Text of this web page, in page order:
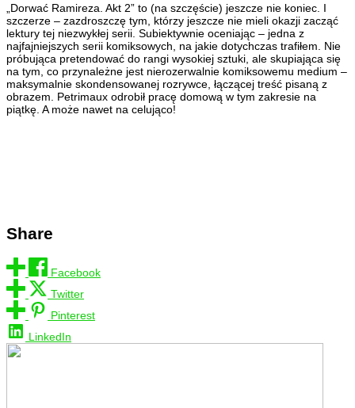
„Dorwać Ramireza. Akt 2” to (na szczęście) jeszcze nie koniec. I
szczerze – zazdroszczę tym, którzy jeszcze nie mieli okazji zacząć
lektury tej niezwykłej serii. Subiektywnie oceniając – jedna z
najfajniejszych serii komiksowych, na jakie dotychczas trafiłem. Nie
próbująca pretendować do rangi wysokiej sztuki, ale skupiająca się
na tym, co przynależne jest nierozerwalnie komiksowemu medium –
maksymalnie skondensowanej rozrywce, łączącej treść pisaną z
obrazem. Petrimaux odrobił pracę domową w tym zakresie na
piątkę. A może nawet na celująco!
Share
Facebook
Twitter
Pinterest
LinkedIn